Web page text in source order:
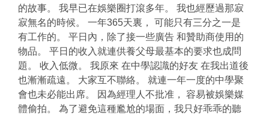
的故事。 我早已在娛樂圈打滾多年。 我也經歷過那寂
寂無名的時候。 一年365天裏， 可能只有三分之一是
有工作的。 平日內，除了接一些廣告 和贊助商使用的
物品。 平日的收入就連供養父母最基本的要求也成問
題。 收入低微。 我原來 在中學認識的好友 在我出道後
也漸漸疏遠。 大家互不聯絡。 就連一年一度的中學聚
會也未必能出席。 因為經理人不批准， 容易被娛樂媒
體偷拍。 為了避免這種尷尬的場面，我只好乖乖的聽